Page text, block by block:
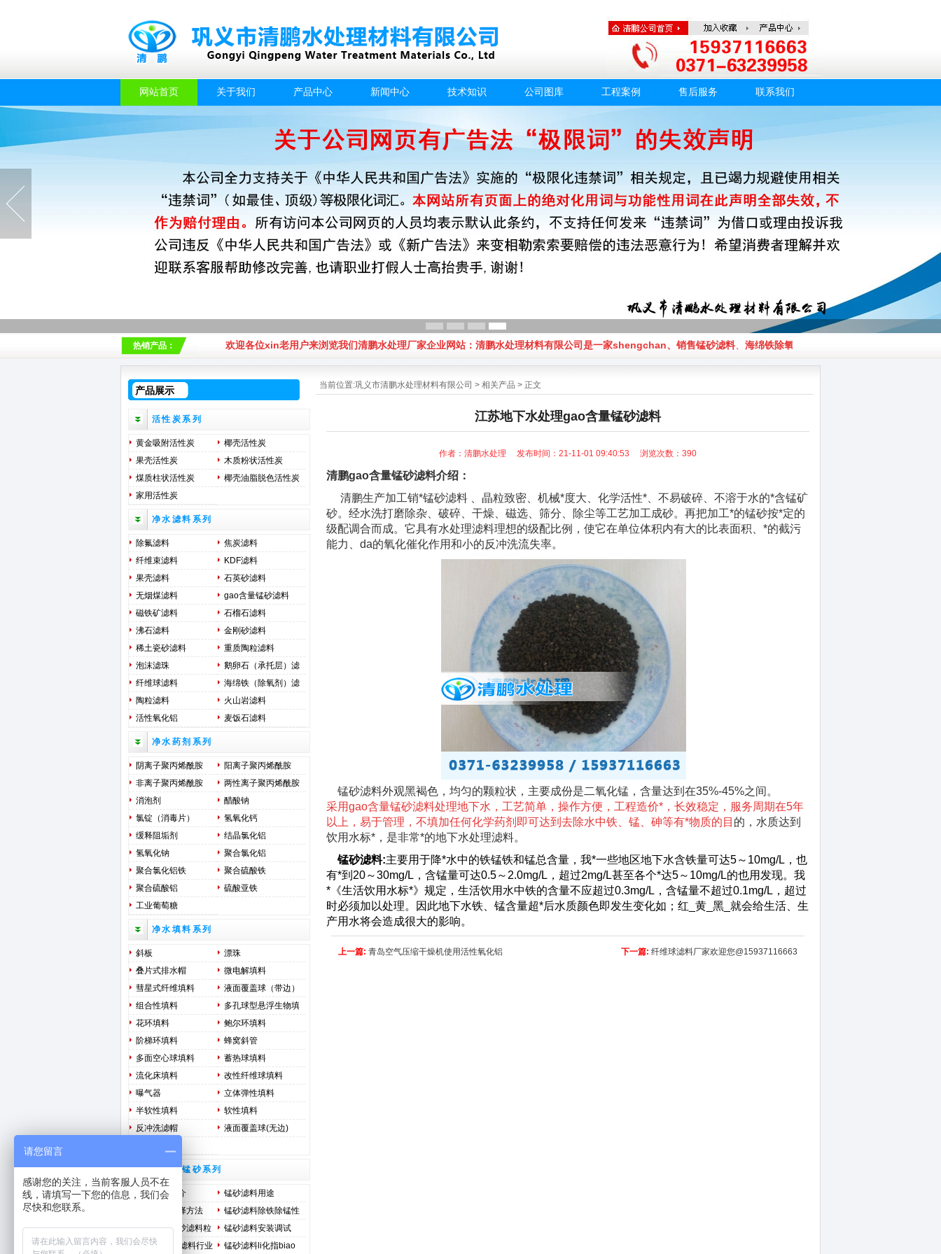
网站首页 关于我们 产品中心 新闻中心 技术知识 公司图库 工程案例 售后服务 联系我们
热销产品： 欢迎各位xin老用户来浏览我们清鹏水处理厂家企业网站：清鹏水处理材料有限公司是一家shengchan、销售锰砂滤料、海绵铁除氧剂滤料
当前位置:巩义市清鹏水处理材料有限公司 > 相关产品 > 正文
江苏地下水处理gao含量锰砂滤料
作者：清鹏水处理 发布时间：21-11-01 09:40:53 浏览次数： 390
清鹏gao含量锰砂滤料介绍：
清鹏生产加工销*锰砂滤料
、晶粒致密、机械*度大、化学活性*、不易破碎、不溶于水的*含锰矿
砂。经水洗打磨除杂、破碎、干燥、磁选、筛分、除尘等工艺加工成砂。再把加工*的锰砂按*定的
级配调合而成。它具有水处理滤料理想的级配比例，使它在单位体积内有大的比表面积、*的截污
能力、da的氧化催化作用和小的反冲洗流失率。
锰砂滤料外观黑褐色，均匀的颗粒状，主要成份是二氧化锰，含量达到在35%-45%之间。
采用gao含量锰砂滤料处理地下水，工艺简单，操作方便，工程造价*，长效稳定，服务周期在5年
以上，易于管理，不填加任何化学药剂即可达到去除水中铁、锰、砷等有*物质的目 的，水质达到
饮用水标*，是非常*的地下水处理滤料。
锰砂滤料:主要用于降*水中的铁锰铁和锰总含量，我*一些地区地下水含铁量可达5～10mg/L，也
有*到20～30mg/L，含锰量可达0.5～2.0mg/L，超过2mg/L甚至各个*达5～10mg/L的也用发现。我
*《生活饮用水标*》规定，生活饮用水中铁的含量不应超过0.3mg/L，含锰量不超过0.1mg/L，超过
时必须加以处理。因此地下水铁、锰含量超*后水质颜色即发生变化如；红_黄_黑_就会给生活、生
产用水将会造成很大的影响。
上一篇: 青岛空气压缩干燥机使用活性氧化铝 下一篇:纤维球滤料厂家欢迎您@15937116663
产品展示
活性炭系列
黄金吸附活性炭
椰壳活性炭
果壳活性炭
木质粉状活性炭
煤质柱状活性炭
椰壳油脂脱色活性炭
家用活性炭
净水滤料系列
除氟滤料
焦炭滤料
纤维束滤料
KDF滤料
果壳滤料
石英砂滤料
无烟煤滤料
gao含量锰砂滤料
磁铁矿滤料
石榴石滤料
沸石滤料
金刚砂滤料
稀土瓷砂滤料
重质陶粒滤料
泡沫滤珠
鹅卵石（承托层）滤
料
纤维球滤料
海绵铁（除氧剂）滤
料
陶粒滤料
火山岩滤料
活性氧化铝
麦饭石滤料
净水药剂系列
阴离子聚丙烯酰胺
阳离子聚丙烯酰胺
非离子聚丙烯酰胺
两性离子聚丙烯酰胺
消泡剂
醋酸钠
氯锭（消毒片）
氢氧化钙
缓释阻垢剂
结晶氯化铝
氢氧化钠
聚合氯化铝
聚合氯化铝铁
聚合硫酸铁
聚合硫酸铝
硫酸亚铁
工业葡萄糖
净水填料系列
斜板
漂珠
叠片式排水帽
微电解填料
彗星式纤维填料
液面覆盖球（带边）
组合性填料
多孔球型悬浮生物填
料
花环填料
鲍尔环填料
阶梯环填料
蜂窝斜管
多面空心球填料
蓄热球填料
流化床填料
改性纤维球填料
曝气器
立体弹性填料
半软性填料
软性填料
反冲洗滤帽
液面覆盖球(无边)
高含量锰砂系列
锰砂滤料简介
锰砂滤料用途
锰砂滤料选择方法
锰砂滤料除铁除锰性
能用途
除铁除锰锰砂滤料粒
径选择及装填调试方
锰砂滤料安装调试
tianran锰砂滤料行业
锰砂滤料li化指biao
请您留言
感谢您的关注，当前客服人员不在
线，请填写一下您的信息，我们会
尽快和您联系。